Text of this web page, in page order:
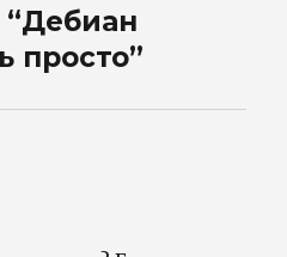
просто”